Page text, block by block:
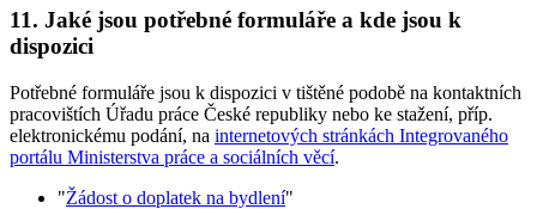
11. Jaké jsou potřebné formuláře a kde jsou k
dispozici
Potřebné formuláře jsou k dispozici v tištěné podobě na kontaktních
pracovištích Úřadu práce České republiky nebo ke stažení, příp.
elektronickému podání, na internetových stránkách Integrovaného
portálu Ministerstva práce a sociálních věcí.
"Žádost o doplatek na bydlení"